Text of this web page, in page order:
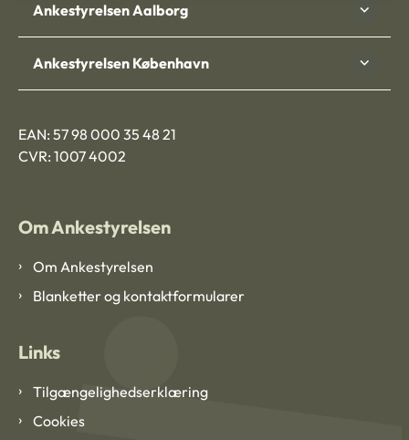
Ankestyrelsen Aalborg
Ankestyrelsen København
EAN: 57 98 000 35 48 21
CVR: 1007 4002
Om Ankestyrelsen
Om Ankestyrelsen
Blanketter og kontaktformularer
Links
Tilgængelighedserklæring
Cookies